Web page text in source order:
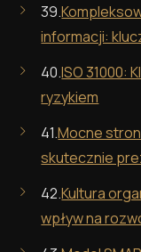
39.
informacji:
40.ISO 31000:
ryzykiem
41.Mocne
skutecznie
42.Kultura
wpływ na